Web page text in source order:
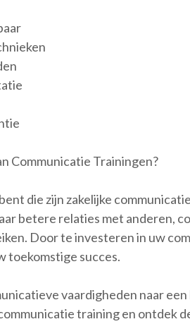
Communicatie Trainingen?
die zijn zakelijke
betere relaties met anderen,
Door te investeren in uw
toekomstige succes.
vaardigheden naar
training en ontdek